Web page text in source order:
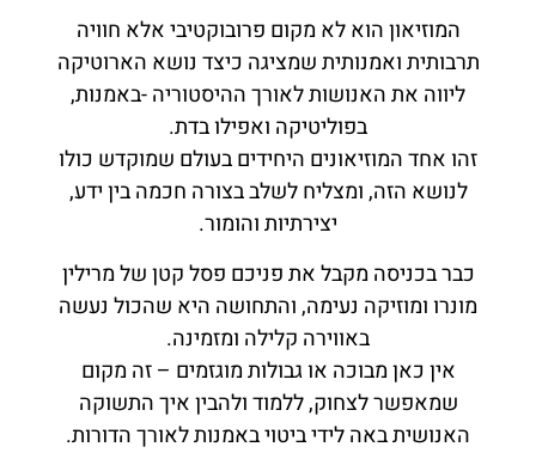
המוזיאון הוא לא מקום פרובוקטיבי אלא חוויה
תרבותית ואמנותית שמציגה כיצד נושא הארוטיקה
ליווה את האנושות לאורך ההיסטוריה -באמנות,
בפוליטיקה ואפילו בדת.
זהו אחד המוזיאונים היחידים בעולם שמוקדש כולו
לנושא הזה, ומצליח לשלב בצורה חכמה בין ידע,
יצירתיות והומור.
כבר בכניסה מקבל את פניכם פסל קטן של מרילין
מונרו ומוזיקה נעימה, והתחושה היא שהכול נעשה
באווירה קלילה ומזמינה.
אין כאן מבוכה או גבולות מוגזמים – זה מקום
שמאפשר לצחוק, ללמוד ולהבין איך התשוקה
האנושית באה לידי ביטוי באמנות לאורך הדורות.